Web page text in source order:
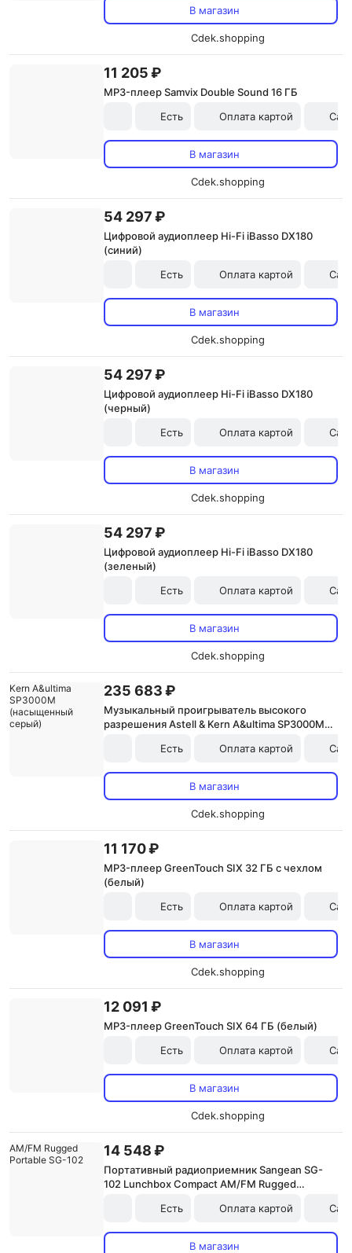
В магазин
Cdek.shopping
11 205 ₽
MP3-плеер Samvix Double Sound 16 ГБ
Есть
Оплата картой
В магазин
Cdek.shopping
54 297 ₽
Цифровой аудиоплеер Hi-Fi iBasso DX180
(синий)
Есть
Оплата картой
В магазин
Cdek.shopping
54 297 ₽
Цифровой аудиоплеер Hi-Fi iBasso DX180
(черный)
Есть
Оплата картой
В магазин
Cdek.shopping
54 297 ₽
Цифровой аудиоплеер Hi-Fi iBasso DX180
(зеленый)
Есть
Оплата картой
В магазин
Cdek.shopping
235 683 ₽
Музыкальный проигрыватель высокого
разрешения Astell & Kern A&ultima SP3000M
Есть
Оплата картой
В магазин
Cdek.shopping
11 170 ₽
MP3-плеер GreenTouch SIX 32 ГБ с чехлом
(белый)
Есть
Оплата картой
В магазин
Cdek.shopping
12 091 ₽
MP3-плеер GreenTouch SIX 64 ГБ (белый)
Есть
Оплата картой
В магазин
Cdek.shopping
14 548 ₽
Портативный радиоприемник Sangean SG-
102 Lunchbox Compact AM/FM Rugged
Есть
Оплата картой
В магазин